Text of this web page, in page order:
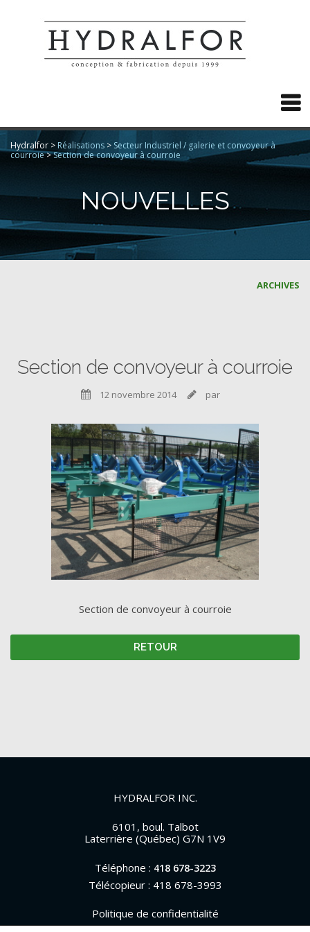

Hydralfor >Réalisations > Secteur Industriel / galerie et convoyeur à
courroie>Section de convoyeur à courroie
NOUVELLES
ARCHIVES
Section de convoyeur à courroie
 12 novembre 2014  par
Section de convoyeur à courroie
RETOUR
HYDRALFOR INC.
6101, boul. Talbot
Laterrière (Québec) G7N 1V9
Téléphone : 418 678-3223
Télécopieur : 418 678-3993
Politique de confidentialité